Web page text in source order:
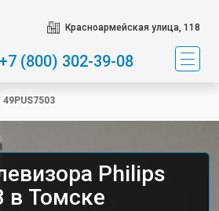
Красноармейская улица, 118
+7 (800) 302-39-08
49PUS7503
Philips
в Томске